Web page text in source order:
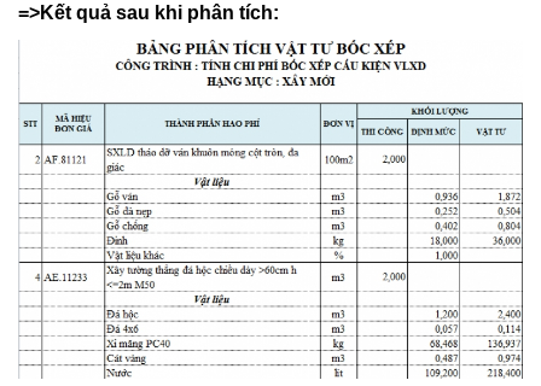
=>Kết quả sau khi phân tích: